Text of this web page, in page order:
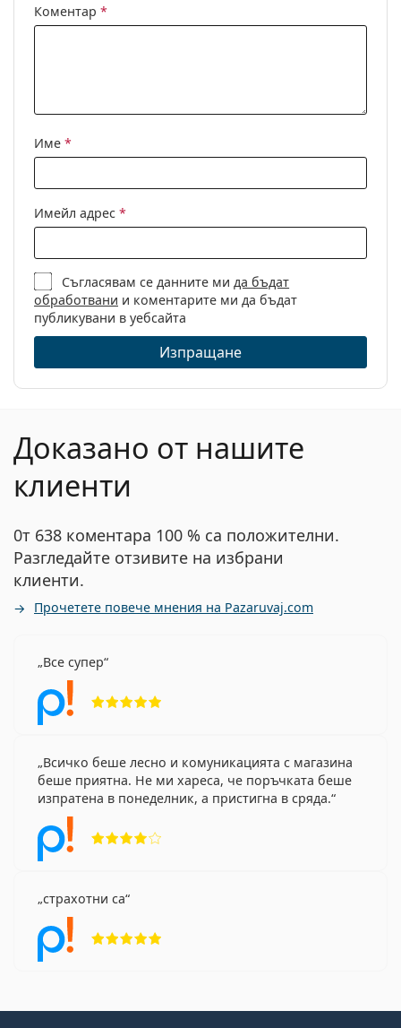
Коментар *
Име *
Имейл адрес *
Съгласявам се данните ми да бъдат
обработвани и коментарите ми да бъдат
публикувани в уебсайта
Изпращане
Доказано от нашите
клиенти
0т 638 коментара 100 % са положителни.
Разгледайте отзивите на избрани
клиенти.
Прочетете повече мнения на Pazaruvaj.com
Все супер
Всичко беше лесно и комуникацията с магазина
беше приятна. Не ми хареса, че поръчката беше
изпратена в понеделник, а пристигна в сряда.
страхотни са